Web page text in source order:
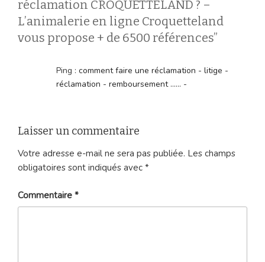
réclamation CROQUETTELAND ? –
L’animalerie en ligne Croquetteland
vous propose + de 6500 références”
Ping : comment faire une réclamation - litige -
réclamation - remboursement ...... -
Laisser un commentaire
Votre adresse e-mail ne sera pas publiée. Les champs
obligatoires sont indiqués avec *
Commentaire *